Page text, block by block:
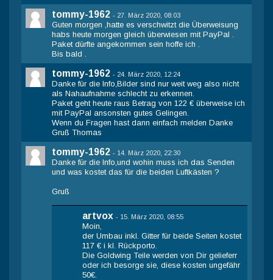
tommy-1962 - 27. März 2020, 08:03
Guten morgen ,hatte es verschwitzt die Überweisung
habs heute morgen gleich überwiesen mit PayPal .
Paket dürfte angekommen sein hoffe ich .
Bis bald .
tommy-1962 - 24. März 2020, 12:24
Danke für die Info,Bilder sind nur weit weg also nicht
als Nahaufnahme schlecht zu erkennen.
Paket geht heute raus Betrag von 122 € überweise ich
mit PayPal ansonsten gutes Gelingen.
Wenn du Fragen hast dann einfach melden Danke
Gruß Thomas
tommy-1962 - 14. März 2020, 22:30
Danke für die Info,und wohin muss ich das Senden
und was kostet das für die beiden Luftkästen ?
Gruß
artvox - 15. März 2020, 08:55
Moin,
der Umbau inkl. Gitter für beide Seiten kostet
117 € i kl. Rückporto.
Die Goldwing Teile werden von Dir gelieferr
oder ich besorge sie, diese kosten ungefähr
50€.